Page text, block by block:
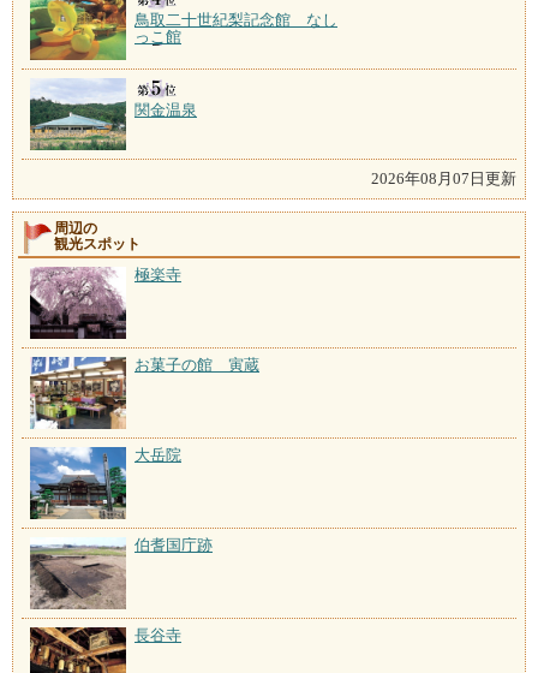
鳥取二十世紀梨記念館 なし
っこ館
関金温泉
2026年08月07日更新
周辺の
観光スポット
極楽寺
お菓子の館 寅蔵
大岳院
伯耆国庁跡
長谷寺